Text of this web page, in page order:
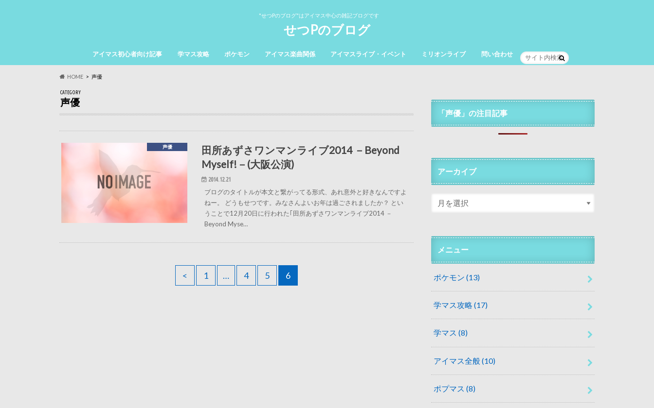
"せつPのブログ"はアイマス中心の雑記ブログです
せつPのブログ
アイマス初心者向け記事 学マス攻略 ポケモン アイマス楽曲関係 アイマスライブ・イベント ミリオンライブ 問い合わせ
HOME 声優
CATEGORY
声優
声優
田所あずさワンマンライブ2014 －Beyond
Myself!－(大阪公演)
2014.12.21
ブログのタイトルが本文と繋がってる形式、あれ意外と好きなんですよ
ねー。 どうもせつです。みなさんよいお年は過ごされましたか？ とい
うことで12月20日に行われた｢田所あずさワンマンライブ2014 －
Beyond Myse…
< 1 … 4 5 6
「声優」の注目記事
アーカイブ
メニュー
ポケモン (13)
学マス攻略 (17)
学マス (8)
アイマス全般(10)
ポプマス (8)